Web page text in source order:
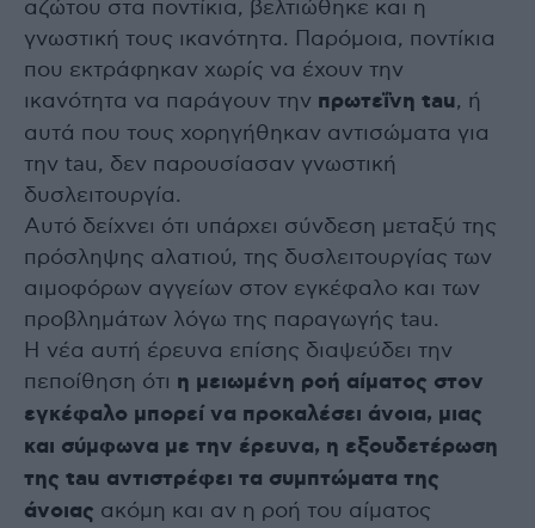
αζώτου στα ποντίκια, βελτιώθηκε και η
γνωστική τους ικανότητα. Παρόμοια, ποντίκια
που εκτράφηκαν χωρίς να έχουν την
ικανότητα να παράγουν την πρωτεΐνη tau, ή
αυτά που τους χορηγήθηκαν αντισώματα για
την tau, δεν παρουσίασαν γνωστική
δυσλειτουργία.
Αυτό δείχνει ότι υπάρχει σύνδεση μεταξύ της
πρόσληψης αλατιού, της δυσλειτουργίας των
αιμοφόρων αγγείων στον εγκέφαλο και των
προβλημάτων λόγω της παραγωγής tau.
Η νέα αυτή έρευνα επίσης διαψεύδει την
πεποίθηση ότι η μειωμένη ροή αίματος στον
εγκέφαλο μπορεί να προκαλέσει άνοια, μιας
και σύμφωνα με την έρευνα, η εξουδετέρωση
της tau αντιστρέφει τα συμπτώματα της
άνοιας ακόμη και αν η ροή του αίματος